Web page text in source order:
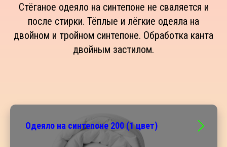
Стёганое одеяло на синтепоне не сваляется и
после стирки. Тёплые и лёгкие одеяла на
двойном и тройном синтепоне. Обработка канта
двойным застилом.
Одеяло на синтепоне 200 (1 цвет)